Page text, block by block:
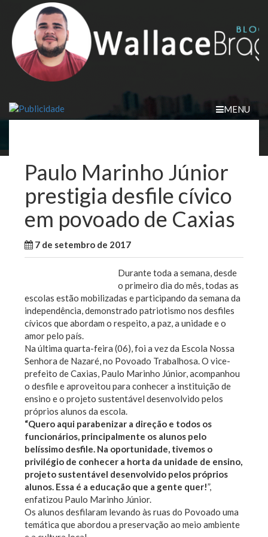
content
MENU
Paulo Marinho Júnior
prestigia desfile cívico
em povoado de Caxias
7 de setembro de 2017
Durante toda a semana, desde
o primeiro dia do mês, todas as
escolas estão mobilizadas e participando da semana da
independência, demonstrado patriotismo nos desfiles
cívicos que abordam o respeito, a paz, a unidade e o
amor pelo país.
Na última quarta-feira (06), foi a vez da Escola Nossa
Senhora de Nazaré, no Povoado Trabalhosa. O vice-
prefeito de Caxias, Paulo Marinho Júnior, acompanhou
o desfile e aproveitou para conhecer a instituição de
ensino e o projeto sustentável desenvolvido pelos
próprios alunos da escola.
“Quero aqui parabenizar a direção e todos os
funcionários, principalmente os alunos pelo
belíssimo desfile. Na oportunidade, tivemos o
privilégio de conhecer a horta da unidade de ensino,
projeto sustentável desenvolvido pelos próprios
alunos. Essa é a educação que a gente quer!”,
enfatizou Paulo Marinho Júnior.
Os alunos desfilaram levando às ruas do Povoado uma
temática que abordou a preservação ao meio ambiente